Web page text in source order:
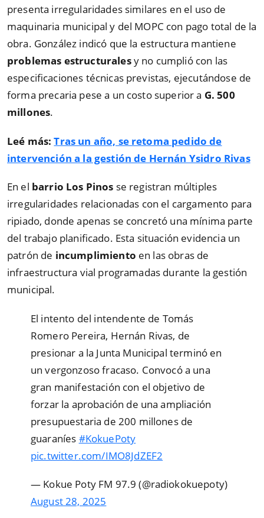
presenta irregularidades similares en el uso de
maquinaria municipal y del MOPC con pago total de la
obra. González indicó que la estructura mantiene
problemas estructuralesy no cumplió con las
especificaciones técnicas previstas, ejecutándose de
forma precaria pese a un costo superior a G. 500
millones.
Leé más:Tras un año, se retoma pedido de
intervención a la gestión de Hernán Ysidro Rivas
En el barrio Los Pinos se registran múltiples
irregularidades relacionadas con el cargamento para
ripiado, donde apenas se concretó una mínima parte
del trabajo planificado. Esta situación evidencia un
patrón de incumplimiento en las obras de
infraestructura vial programadas durante la gestión
municipal.
El intento del intendente de Tomás
Romero Pereira, Hernán Rivas, de
presionar a la Junta Municipal terminó en
un vergonzoso fracaso. Convocó a una
gran manifestación con el objetivo de
forzar la aprobación de una ampliación
presupuestaria de 200 millones de
guaraníes #KokuePoty
pic.twitter.com/IMO8JdZEF2
— Kokue Poty FM 97.9 (@radiokokuepoty)
August 28, 2025